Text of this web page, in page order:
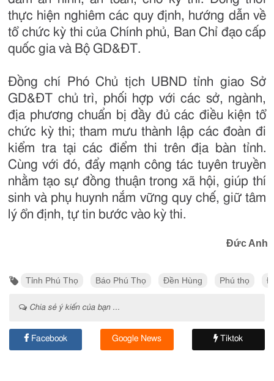
thực hiện nghiêm các quy định, hướng dẫn về
tổ chức kỳ thi của Chính phủ, Ban Chỉ đạo cấp
quốc gia và Bộ GD&ĐT.
Đồng chí Phó Chủ tịch UBND tỉnh giao Sở
GD&ĐT chủ trì, phối hợp với các sở, ngành,
địa phương chuẩn bị đầy đủ các điều kiện tổ
chức kỳ thi; tham mưu thành lập các đoàn đi
kiểm tra tại các điểm thi trên địa bàn tỉnh.
Cùng với đó, đẩy mạnh công tác tuyên truyền
nhằm tạo sự đồng thuận trong xã hội, giúp thí
sinh và phụ huynh nắm vững quy chế, giữ tâm
lý ổn định, tự tin bước vào kỳ thi.
Đức Anh
Tỉnh Phú Thọ Báo Phú Thọ Đền Hùng Phú thọ
Chia sẻ ý kiến của bạn ...
Facebook Google News Tiktok